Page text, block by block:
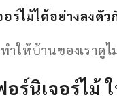
ร์ไม้ได้อย่างลงตั
ำให้บ้านของเรา
อร์นิเจอร์ไ